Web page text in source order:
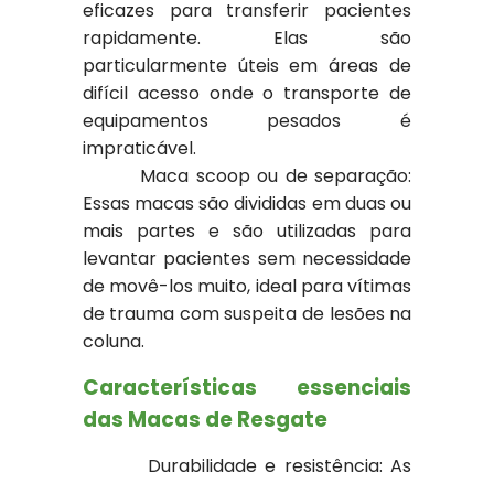
eficazes para transferir pacientes
rapidamente. Elas são
particularmente úteis em áreas de
difícil acesso onde o transporte de
equipamentos pesados é
impraticável.
Maca scoop ou de separação:
Essas macas são divididas em duas ou
mais partes e são utilizadas para
levantar pacientes sem necessidade
de movê-los muito, ideal para vítimas
de trauma com suspeita de lesões na
coluna.
Características essenciais
das Macas de Resgate
Durabilidade e resistência: As